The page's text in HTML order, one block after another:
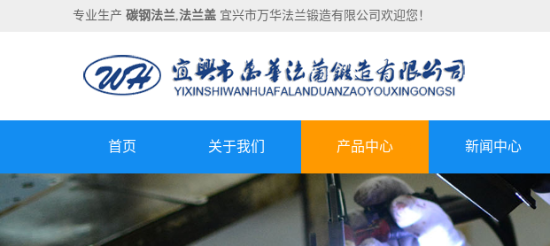
专业生产 碳钢法兰,法兰盖 宜兴市万华法兰锻造有限公司欢迎您！
首页 关于我们 产品中心 新闻中心